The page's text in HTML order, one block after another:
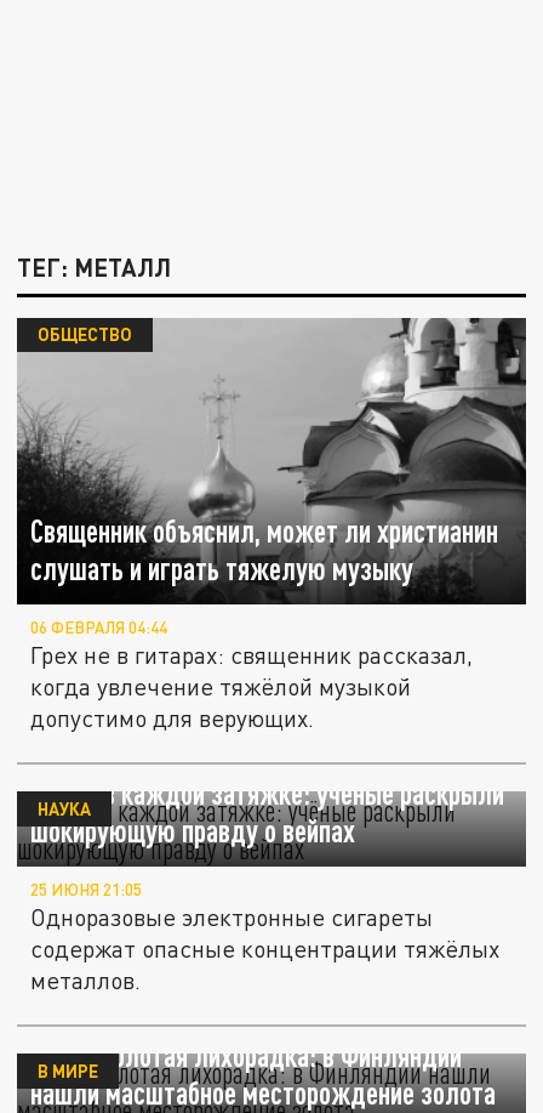
ТЕГ: МЕТАЛЛ
Священник объяснил, может ли христианин
слушать и играть тяжелую музыку
ОБЩЕСТВО
06 ФЕВРАЛЯ 04:44
Грех не в гитарах: священник рассказал,
когда увлечение тяжёлой музыкой
допустимо для верующих.
Бомба в каждой затяжке: учёные раскрыли
шокирующую правду о вейпах
НАУКА
25 ИЮНЯ 21:05
Одноразовые электронные сигареты
содержат опасные концентрации тяжёлых
металлов.
Новая золотая лихорадка: в Финляндии
нашли масштабное месторождение золота
В МИРЕ